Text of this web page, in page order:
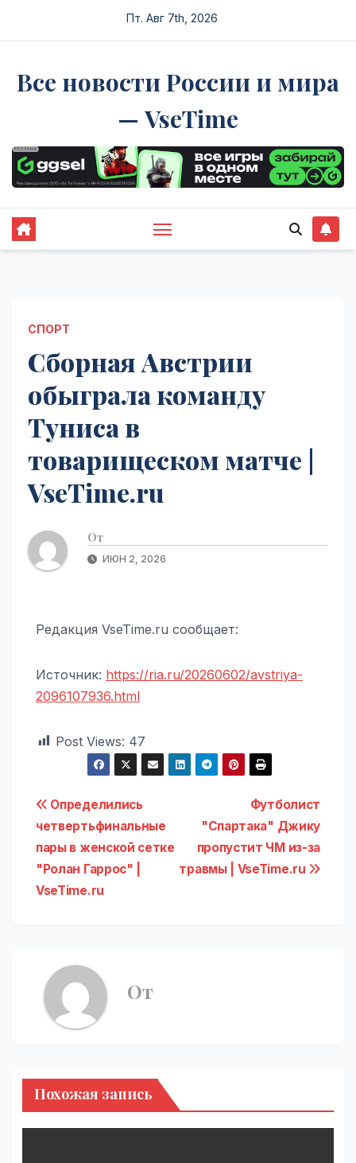
Пт. Авг 7th, 2026
Все новости России и мира
— VseTime
СПОРТ
Сборная Австрии
обыграла команду
Туниса в
товарищеском матче |
VseTime.ru
От
ИЮН 2, 2026
Редакция VseTime.ru сообщает:
Источник: https://ria.ru/20260602/avstriya-
2096107936.html
Post Views: 47
Навигация
по
записям
Футболист
"Спартака" Джику
пропустит ЧМ из-за
травмы | VseTime.ru
Определились
четвертьфинальные
пары в женской сетке
"Ролан Гаррос" |
VseTime.ru
От
Похожая запись